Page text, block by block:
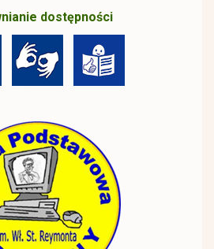
dostępności